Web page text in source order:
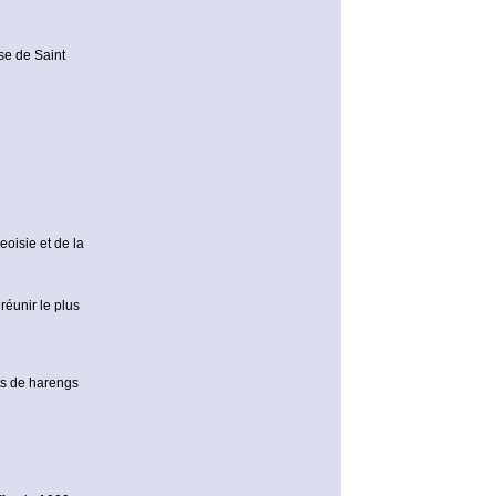
de Saint
et de la
le plus
de harengs